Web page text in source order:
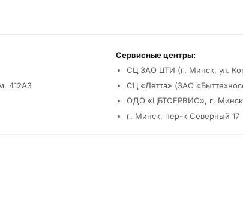
412А3
Сервисные центры:
СЦ ЗАО ЦТИ (г. Минск, ул.
СЦ «Летта» (ЗАО
ОДО «ЦБТСЕРВИС», г. Минск,
г. Минск, пер-к Северный 17